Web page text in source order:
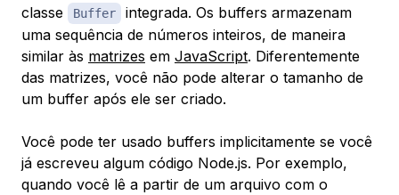
classe
Buffer
integrada. Os buffers armazenam
uma sequência de números inteiros, de maneira
similar às matrizes em JavaScript. Diferentemente
das matrizes, você não pode alterar o tamanho de
um buffer após ele ser criado.
Você pode ter usado buffers implicitamente se você
já escreveu algum código Node.js. Por exemplo,
quando você lê a partir de um arquivo com o